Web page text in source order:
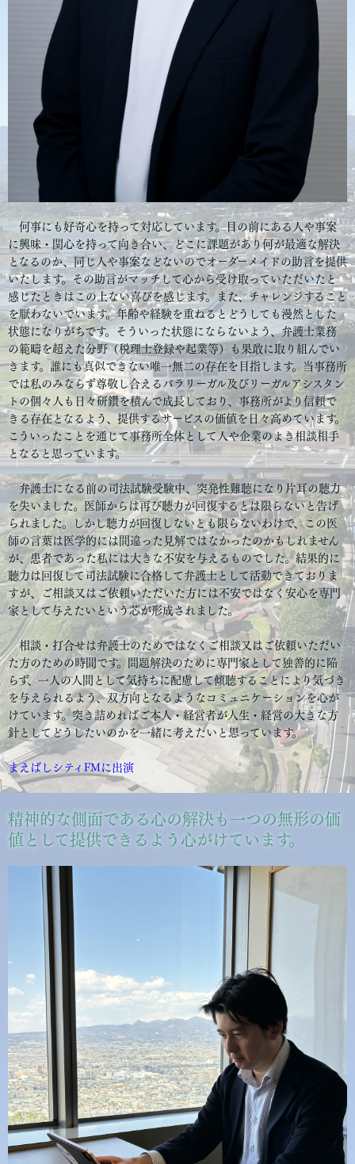
何事にも好奇心を持って対応しています。目の前にある人や事案
に興味・関心を持って向き合い、どこに課題があり何が最適な解決
となるのか、同じ人や事案などないのでオーダーメイドの助言を提供
いたします。その助言がマッチして心から受け取っていただいたと
感じたときはこの上ない喜びを感じます。また、チャレンジすること
を厭わないでいます。年齢や経験を重ねるとどうしても漫然とした
状態になりがちです。そういった状態にならないよう、弁護士業務
の範疇を超えた分野（税理士登録や起業等）も果敢に取り組んでい
きます。誰にも真似できない唯一無二の存在を目指します。当事務所
では私のみならず尊敬し合えるパラリーガル及びリーガルアシスタン
トの個々人も日々研鑽を積んで成長しており、事務所がより信頼で
きる存在となるよう、提供するサービスの価値を日々高めています。
こういったことを通じて事務所全体として人や企業のよき相談相手
となると思っています。
弁護士になる前の司法試験受験中、突発性難聴になり片耳の聴力
を失いました。医師からは再び聴力が回復するとは限らないと告げ
られました。しかし聴力が回復しないとも限らないわけで、この医
師の言葉は医学的には間違った見解ではなかったのかもしれません
が、患者であった私には大きな不安を与えるものでした。結果的に
聴力は回復して司法試験に合格して弁護士として活動できておりま
すが、ご相談又はご依頼いただいた方には不安ではなく安心を専門
家として与えたいという芯が形成されました。
相談・打合せは弁護士のためではなくご相談又はご依頼いただい
た方のための時間です。問題解決のために専門家として独善的に陥
らず、一人の人間として気持ちに配慮して傾聴することにより気づき
を与えられるよう、双方向となるようなコミュニケーションを心が
けています。突き詰めればご本人・経営者が人生・経営の大きな方
針としてどうしたいのかを一緒に考えたいと思っています。
まえばしシティFMに出演
精神的な側面である心の解決も一つの無形の価
値として提供できるよう心がけています。